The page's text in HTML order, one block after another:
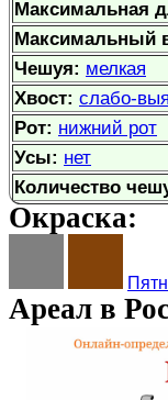
Максимальная
Максимальный
Чешуя: мелкая
Хвост: слабо-
Рот: нижний рот
Усы: нет
Количество
Окраска:
Ареал в